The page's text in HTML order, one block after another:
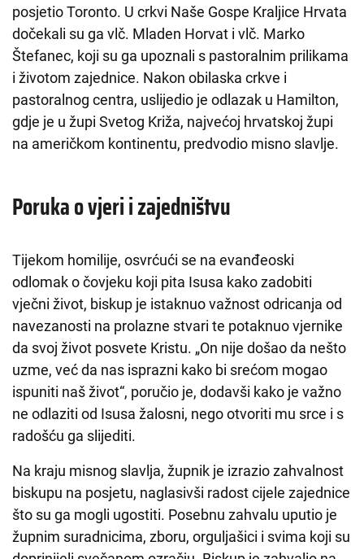
posjetio Toronto. U crkvi Naše Gospe Kraljice Hrvata
dočekali su ga vlč. Mladen Horvat i vlč. Marko
Štefanec, koji su ga upoznali s pastoralnim prilikama
i životom zajednice. Nakon obilaska crkve i
pastoralnog centra, uslijedio je odlazak u Hamilton,
gdje je u župi Svetog Križa, najvećoj hrvatskoj župi
na američkom kontinentu, predvodio misno slavlje.
Poruka o vjeri i zajedništvu
Tijekom homilije, osvrćući se na evanđeoski
odlomak o čovjeku koji pita Isusa kako zadobiti
vječni život, biskup je istaknuo važnost odricanja od
navezanosti na prolazne stvari te potaknuo vjernike
da svoj život posvete Kristu. „On nije došao da nešto
uzme, već da nas isprazni kako bi srećom mogao
ispuniti naš život“, poručio je, dodavši kako je važno
ne odlaziti od Isusa žalosni, nego otvoriti mu srce i s
radošću ga slijediti.
Na kraju misnog slavlja, župnik je izrazio zahvalnost
biskupu na posjetu, naglasivši radost cijele zajednice
što su ga mogli ugostiti. Posebnu zahvalu uputio je
župnim suradnicima, zboru, orguljašici i svima koji su